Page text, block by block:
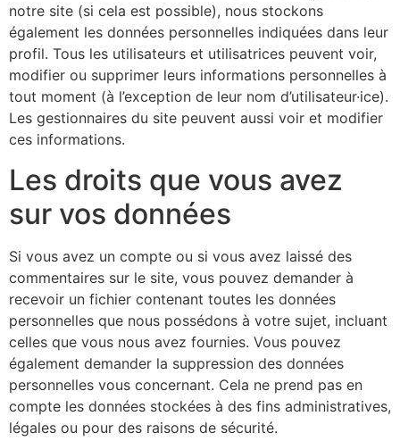
notre site (si cela est possible), nous stockons
également les données personnelles indiquées dans leur
profil. Tous les utilisateurs et utilisatrices peuvent voir,
modifier ou supprimer leurs informations personnelles à
tout moment (à l’exception de leur nom d’utilisateur·ice).
Les gestionnaires du site peuvent aussi voir et modifier
ces informations.
Les droits que vous avez
sur vos données
Si vous avez un compte ou si vous avez laissé des
commentaires sur le site, vous pouvez demander à
recevoir un fichier contenant toutes les données
personnelles que nous possédons à votre sujet, incluant
celles que vous nous avez fournies. Vous pouvez
également demander la suppression des données
personnelles vous concernant. Cela ne prend pas en
compte les données stockées à des fins administratives,
légales ou pour des raisons de sécurité.